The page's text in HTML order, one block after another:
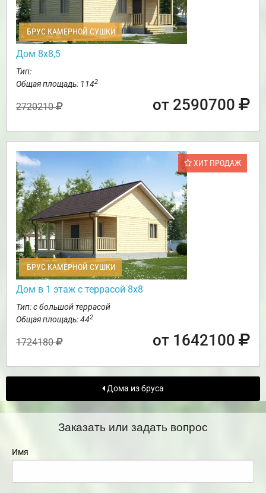
БРУС КАМЕРНОЙ СУШКИ
Дом 8х8,5
Тип:
Общая площадь: 1142
2720210 от 2590700
ХИТ ПРОДАЖ
БРУС КАМЕРНОЙ СУШКИ
Дом в 1 этаж с террасой 8х8
Тип: с большой террасой
Общая площадь: 442
1724180 от 1642100
Дома из бруса
Заказать или задать вопрос
Имя